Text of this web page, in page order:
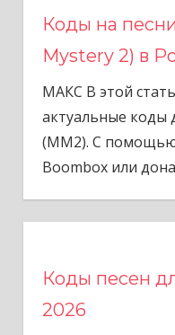
Коды на
Mystery 2) в
МАКС В этой
актуальные коды
(MM2). С
Boombox или
Коды песен
2026